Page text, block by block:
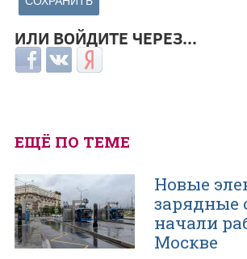
ИЛИ ВОЙДИТЕ ЧЕРЕЗ...
Login with Facebook
Login with ВКонтакте
Login with Яндекс
ЕЩЁ ПО ТЕМЕ
Новые
зарядные
начали
Москве